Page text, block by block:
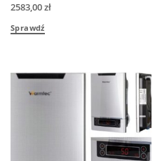
2583,00zł
Sprawdź